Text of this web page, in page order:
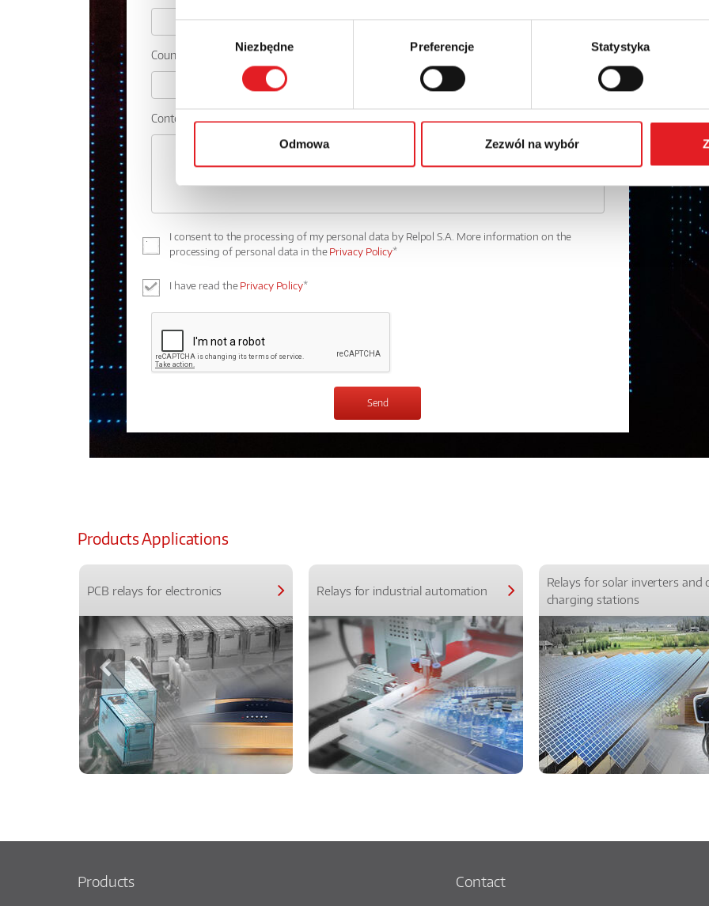
Niezbędne Preferencje Statystyka
Odmowa Zezwól na wybór
Country:
Contents: *
I consent to the processing of my personal data by Relpol S.A. More information on the
processing of personal data in thePrivacy Policy*
I have read thePrivacy Policy*
Products Applications
PCB relays for electronics Relays for industrial automation
Relays for solar inverters and
charging stations
Products Contact